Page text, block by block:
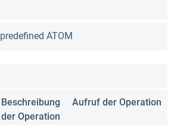
predefined ATOM
Beschreibung
der Operation
Aufruf der Operation